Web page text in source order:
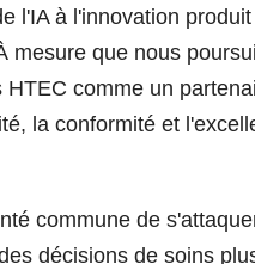
l'IA à l'innovation
mesure que nous
comme un
la conformité et
commune de
décisions de soins